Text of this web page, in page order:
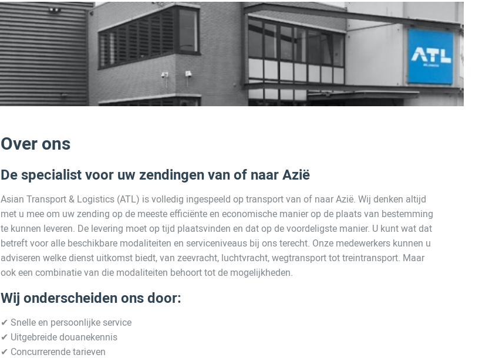
Over ons
De specialist voor uw zendingen van of naar Azië
Asian Transport & Logistics (ATL) is volledig ingespeeld op transport van of naar Azië. Wij denken altijd
met u mee om uw zending op de meeste efficiënte en economische manier op de plaats van bestemming
te kunnen leveren. De levering moet op tijd plaatsvinden en dat op de voordeligste manier. U kunt wat dat
betreft voor alle beschikbare modaliteiten en serviceniveaus bij ons terecht. Onze medewerkers kunnen u
adviseren welke dienst uitkomst biedt, van zeevracht, luchtvracht, wegtransport tot treintransport. Maar
ook een combinatie van die modaliteiten behoort tot de mogelijkheden.
Wij onderscheiden ons door:
✔ Snelle en persoonlijke service
✔ Uitgebreide douanekennis
✔ Concurrerende tarieven